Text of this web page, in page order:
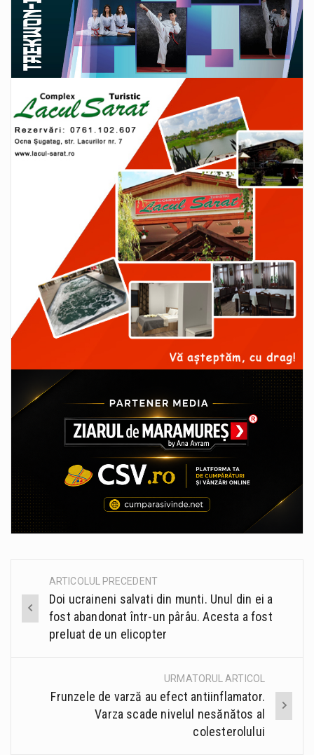
Post
navigation
ARTICOLUL PRECEDENT
Doi ucraineni salvati din munti. Unul din ei a
fost abandonat într-un pârâu. Acesta a fost
preluat de un elicopter
URMATORUL ARTICOL
Frunzele de varză au efect antiinflamator.
Varza scade nivelul nesănătos al
colesterolului